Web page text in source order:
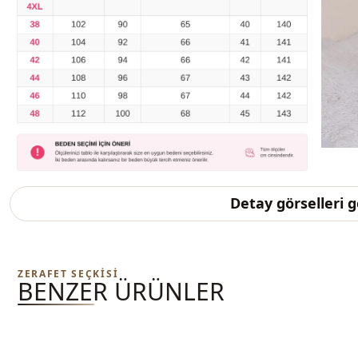
Detay görselleri
ZERAFET SEÇKISI
BENZER ÜRÜNLER